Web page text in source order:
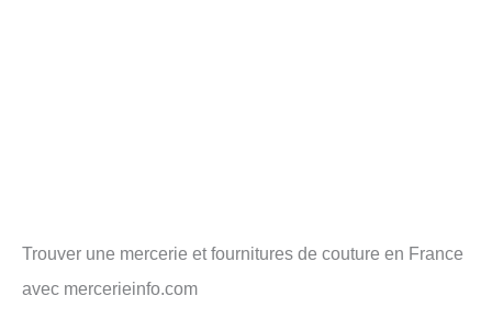
Trouver une mercerie et fournitures de couture en France
avec mercerieinfo.com